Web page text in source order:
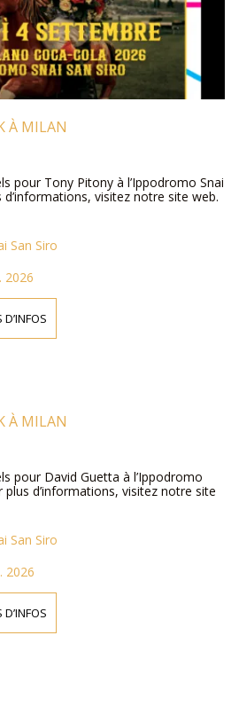
À MILAN
pour Tony Pitony à l’Ippodromo Snai
d’informations, visitez notre site web.
San Siro
2026
À MILAN
pour David Guetta à l’Ippodromo
plus d’informations, visitez notre site
San Siro
2026